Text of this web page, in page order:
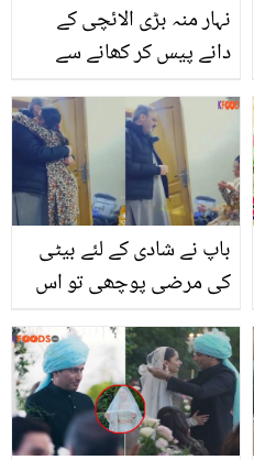
نہار منہ بڑی الائچی کے
دانے پیس کر کھانے سے
جسم میں کیا تبدیلی آتی
ہے؟ بڑی الائچی کے چند وہ
فائدے جن سے آپ بھی اس
کا استعمال بڑھانے پر
مجبور ہوجائیں گے
باپ نے شادی کے لئے بیٹی
کی مرضی پوچھی تو اس
نے کیا کہا؟ جواب سن کر
باپ بھی خوش ہوگیا! دل
چھو لینے والی ویڈیو وائرل